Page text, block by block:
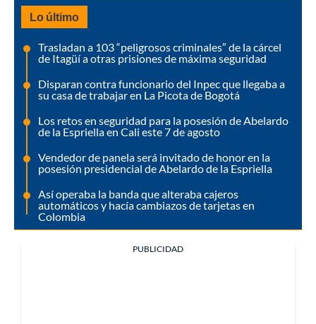
Lo último
Trasladan a 103 “peligrosos criminales” de la cárcel
de Itagüí a otras prisiones de máxima seguridad
Disparan contra funcionario del Inpec que llegaba a
su casa de trabajar en La Picota de Bogotá
Los retos en seguridad para la posesión de Abelardo
de la Espriella en Cali este 7 de agosto
Vendedor de panela será invitado de honor en la
posesión presidencial de Abelardo de la Espriella
Así operaba la banda que alteraba cajeros
automáticos y hacía cambiazos de tarjetas en
Colombia
PUBLICIDAD